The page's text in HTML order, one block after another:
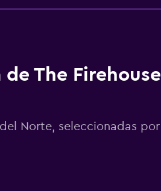
The Firehouse
Norte, seleccionadas por